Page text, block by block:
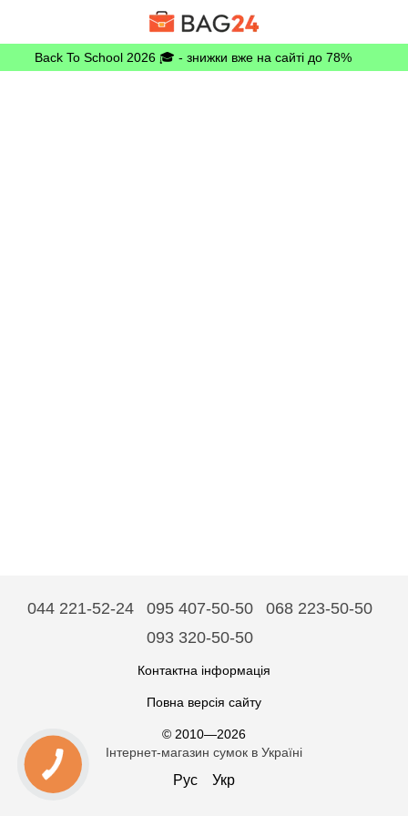
Back To School 2026 🎓 - знижки вже на сайті до 78%
044 221-52-24 095 407-50-50
068 223-50-50
093 320-50-50
Контактна інформація
Повна версія сайту
© 2010—2026
Інтернет-магазин сумок в Україні
Рус Укр